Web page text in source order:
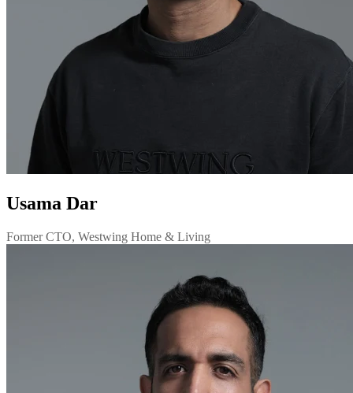
Usama Dar
Former CTO, Westwing Home & Living